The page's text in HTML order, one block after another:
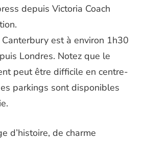
depuis Victoria Coach
Canterbury est à environ 1h30
Londres. Notez que le
peut être difficile en centre-
parkings sont disponibles
d’histoire, de charme